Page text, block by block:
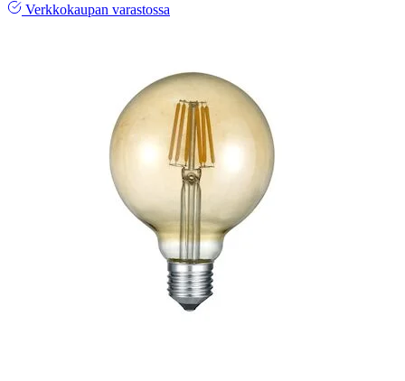
Verkkokaupan varastossa